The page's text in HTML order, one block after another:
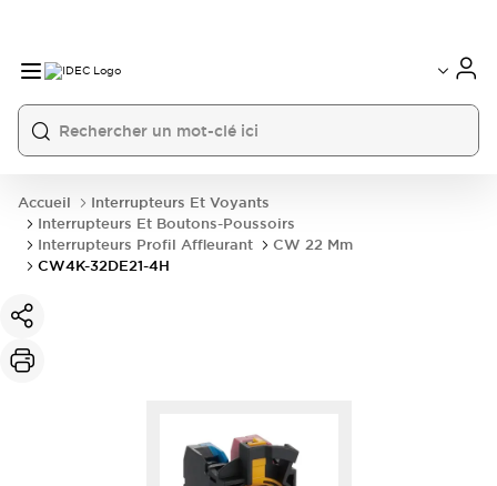
Accueil
Interrupteurs Et Voyants
Interrupteurs Et Boutons-Poussoirs
Interrupteurs Profil Affleurant
CW 22 Mm
CW4K-32DE21-4H